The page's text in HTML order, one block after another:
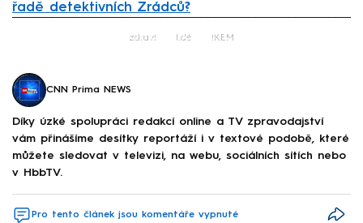
řadě detektivních Zrádců?
Failed to fetch
zdraví lidé IKEM
CNN Prima NEWS
Díky úzké spolupráci redakcí online a TV zpravodajství
vám přinášíme desítky reportáží i v textové podobě, které
můžete sledovat v televizi, na webu, sociálních sítích nebo
v HbbTV.
Pro tento článek jsou komentáře vypnuté